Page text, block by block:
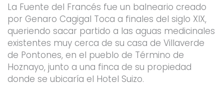
La Fuente del Francés fue un balneario creado
por Genaro Cagigal Toca a finales del siglo XIX,
queriendo sacar partido a las aguas medicinales
existentes muy cerca de su casa de Villaverde
de Pontones, en el pueblo de Término de
Hoznayo, junto a una finca de su propiedad
donde se ubicaría el Hotel Suizo.